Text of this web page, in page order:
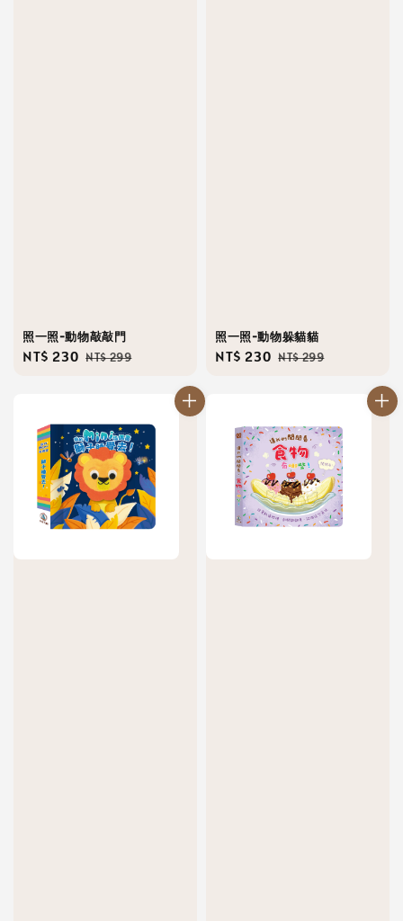
照一照-動物敲敲門
Sale
NT$ 230 Regular
NT$ 299
照一照-動物躲貓貓
Sale
NT$ 230 Regular
NT$ 299